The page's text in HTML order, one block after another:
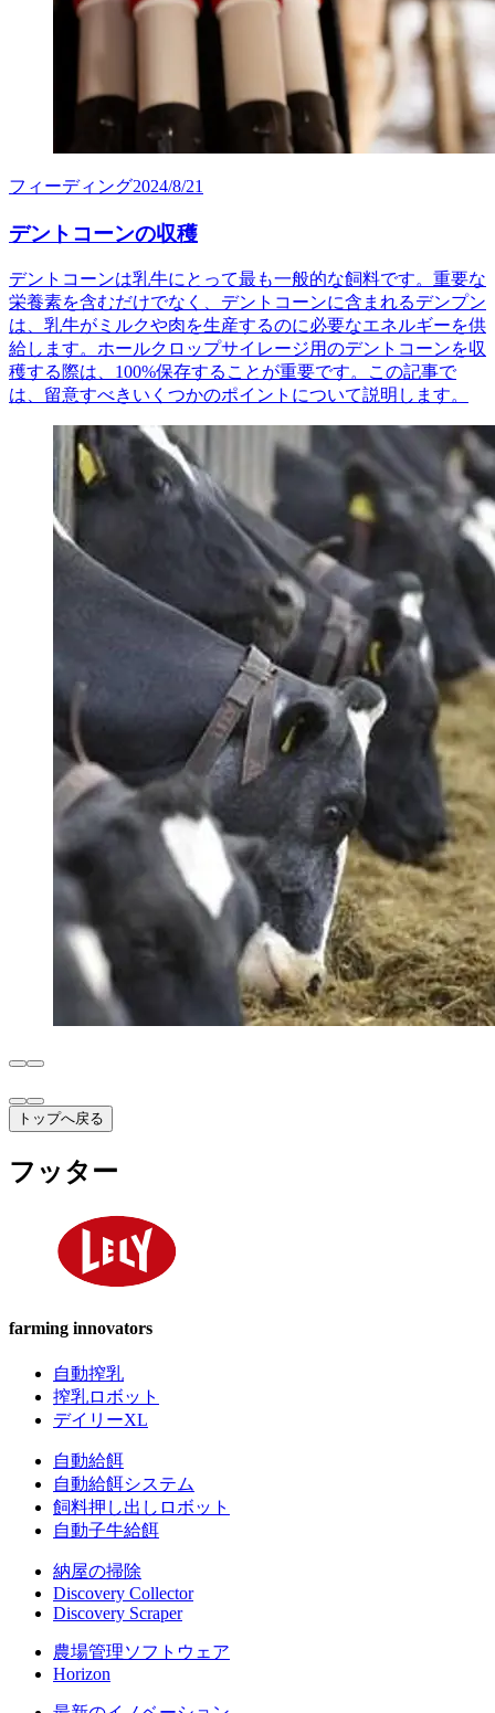
フィーディング2024/8/21
デントコーンの収穫
デントコーンは乳牛にとって最も一般的な飼料です。重要な
栄養素を含むだけでなく、デントコーンに含まれるデンプン
は、乳牛がミルクや肉を生産するのに必要なエネルギーを供
給します。ホールクロップサイレージ用のデントコーンを収
穫する際は、100%保存することが重要です。この記事で
は、留意すべきいくつかのポイントについて説明します。
トップへ戻る
フッター
farming innovators
自動搾乳
搾乳ロボット
デイリーXL
自動給餌
自動給餌システム
飼料押し出しロボット
自動子牛給餌
納屋の掃除
Discovery Collector
Discovery Scraper
農場管理ソフトウェア
Horizon